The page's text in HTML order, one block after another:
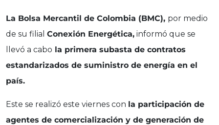
La Bolsa Mercantil de Colombia (BMC), por medio
de su filial Conexión Energética, informó que se
llevó a cabo la primera subasta de contratos
estandarizados de suministro de energía en el
país.
Este se realizó este viernes con la participación de
agentes de comercialización y de generación de